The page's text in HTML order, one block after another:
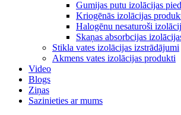
Gumijas putu izolācijas
Kriogēnās izolācijas
Halogēnu nesaturoši
Skaņas absorbcijas
Stikla vates izolācijas izstrādājumi
Akmens vates izolācijas produkti
Video
Blogs
Ziņas
Sazinieties ar mums